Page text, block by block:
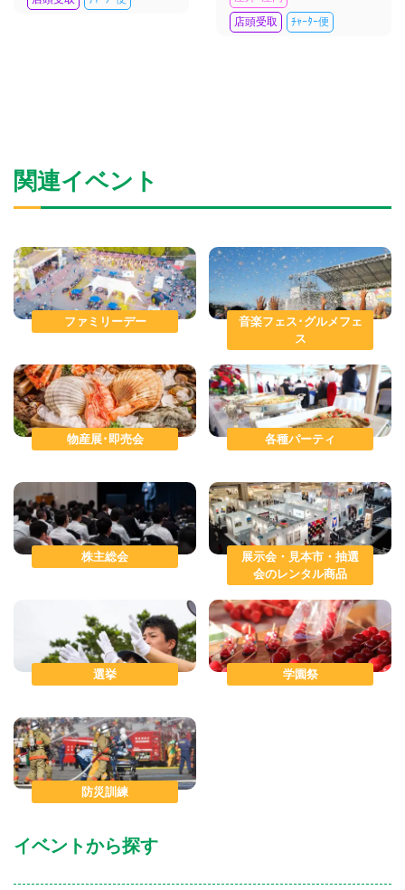
イベントから探す
店頭受取
ﾁｬｰﾀｰ便
関連イベント
ファミリーデー
音楽フェス･グルメフェ
ス
物産展･即売会 各種パーティ
株主総会
展示会・見本市・抽選
会のレンタル商品
選挙 学園祭
防災訓練